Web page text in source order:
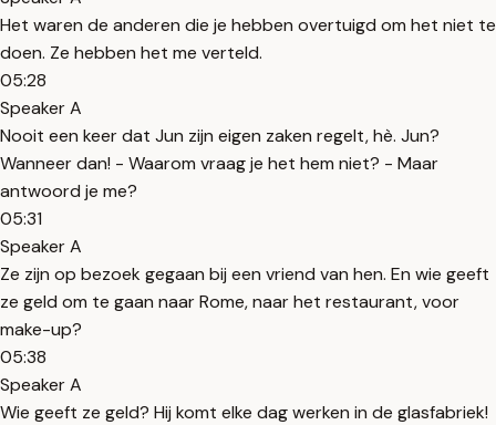
Het waren de anderen die je hebben overtuigd om het niet te
doen. Ze hebben het me verteld.
05:28
Speaker A
Nooit een keer dat Jun zijn eigen zaken regelt, hè. Jun?
Wanneer dan! - Waarom vraag je het hem niet? - Maar
antwoord je me?
05:31
Speaker A
Ze zijn op bezoek gegaan bij een vriend van hen. En wie geeft
ze geld om te gaan naar Rome, naar het restaurant, voor
make-up?
05:38
Speaker A
Wie geeft ze geld? Hij komt elke dag werken in de glasfabriek!